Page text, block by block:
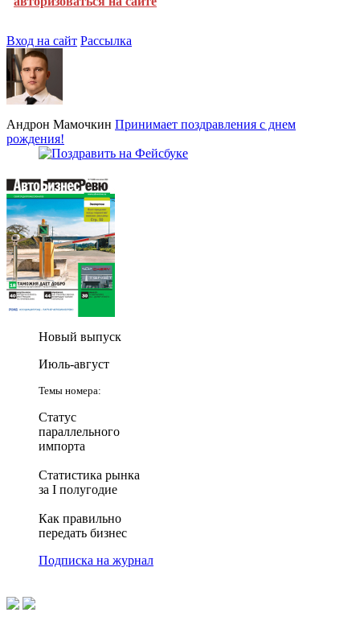
Вход на сайт Рассылка
Андрон Мамочкин Принимает поздравления с днем
рождения!
Новый выпуск
Июль-август
Темы номера:
Статус
параллельного
импорта
Статистика рынка
за I полугодие
Как правильно
передать бизнес
Подписка на журнал